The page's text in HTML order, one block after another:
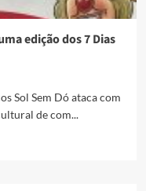
edição dos 7 Dias
Sol Sem Dó ataca com
de com...